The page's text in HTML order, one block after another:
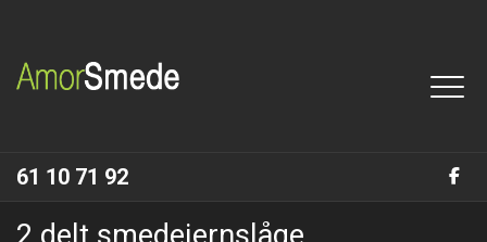
hovedindhold
61 10 71 92